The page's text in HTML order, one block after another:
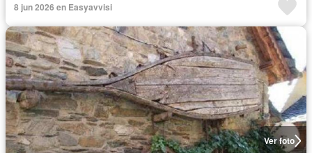
8 jun 2026 en Easyavvisi
Ver foto